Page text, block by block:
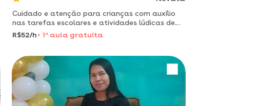
Cuidado e atenção para crianças com auxílio
nas tarefas escolares e atividades lúdicas de
leitura e artes.
R$52/h 1 aaula gratuita